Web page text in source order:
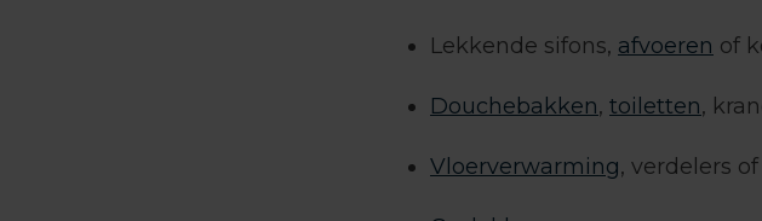
Lekkende sifons, afvoeren of
Douchebakken, toiletten,
Vloerverwarming, verdelers